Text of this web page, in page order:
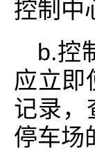
控制中
b.控
应立即
记录，
停车场